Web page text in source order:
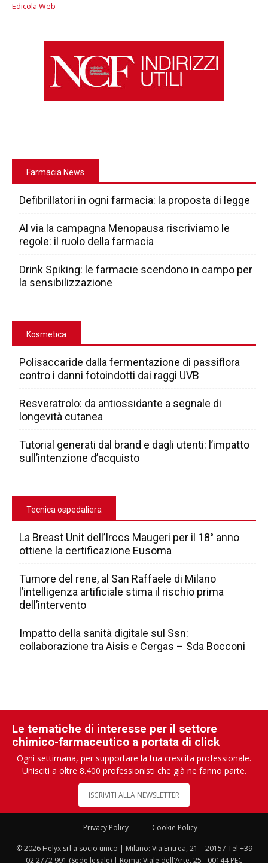
Edicola Web
Farmacia News
Defibrillatori in ogni farmacia: la proposta di legge
Al via la campagna Menopausa riscriviamo le
regole: il ruolo della farmacia
Drink Spiking: le farmacie scendono in campo per
la sensibilizzazione
Kosmetica
Polisaccaride dalla fermentazione di passiflora
contro i danni fotoindotti dai raggi UVB
Resveratrolo: da antiossidante a segnale di
longevità cutanea
Tutorial generati dal brand e dagli utenti: l’impatto
sull’intenzione d’acquisto
Tecnica ospedaliera
La Breast Unit dell’Irccs Maugeri per il 18° anno
ottiene la certificazione Eusoma
Tumore del rene, al San Raffaele di Milano
l’intelligenza artificiale stima il rischio prima
dell’intervento
Impatto della sanità digitale sul Ssn:
collaborazione tra Aisis e Cergas – Sda Bocconi
Le tematiche di interesse per il settore
chimico-farmaceutico a portata di click
Ogni settimana, per supportare la tua crescita professionale.
Unisciti a oltre 8.400 professionisti che già ne fanno parte.
ISCRIVITI ALLA NEWSLETTER
Privacy Policy Cookie Policy
© 2026 Helyx srl a socio unico | Milano: Via Eritrea, 21 – 20157 Tel +39
02 2772 991 (Sede legale) | Roma: Viale dell'Arte, 25 - 00144 PEC